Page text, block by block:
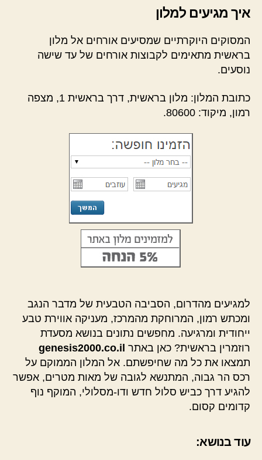
איך מגיעים למלון
המסוקים היוקרתיים שמסיעים אורחים אל מלון
בראשית מתאימים לקבוצות אורחים של עד שישה
נוסעים.
כתובת המלון: מלון בראשית, דרך בראשית 1, מצפה
רמון, מיקוד: 80600.
למגיעים מהדרום, הסביבה הטבעית של מדבר הנגב
ומכתש רמון, המרוחקת מהמרכז, מעניקה אווירת טבע
ייחודית ומרגיעה. מחפשים נתונים בנושא מסעדת
רוזמרין בראשית? כאן באתר genesis2000.co.il
תמצאו את כל מה שחיפשתם. אל המלון הממוקם על
רכס הר גבוה, המתנשא לגובה של מאות מטרים, אפשר
להגיע דרך כביש סלול חדש ודו-מסלולי, המוקף נוף
קדומים קסום.
עוד בנושא: